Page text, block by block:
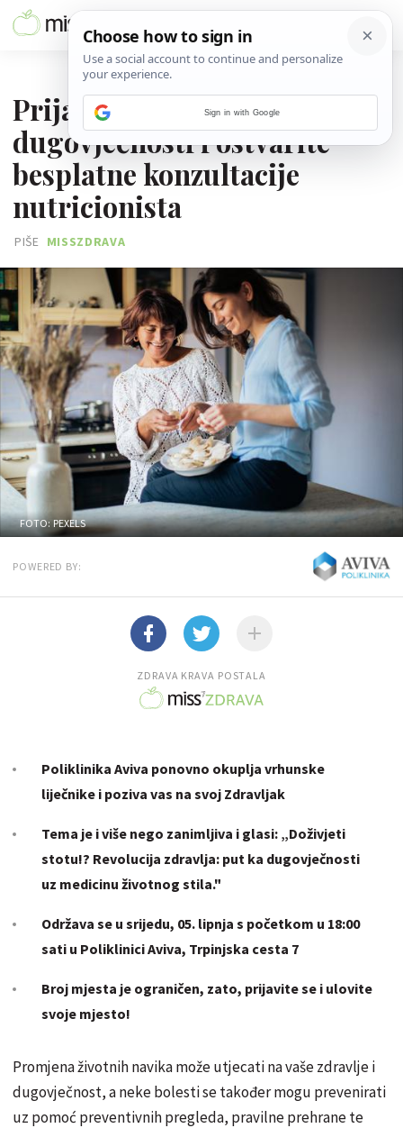
Prijavite se, doznajte sve o
dugovječnosti i ostvarite
besplatne konzultacije
nutricionista
PIŠE MISSZDRAVA
FOTO: PEXELS
POWERED BY:
ZDRAVA KRAVA POSTALA
Poliklinika Aviva ponovno okuplja vrhunske
liječnike i poziva vas na svoj Zdravljak
Tema je i više nego zanimljiva i glasi: „Doživjeti
stotu!? Revolucija zdravlja: put ka dugovječnosti
uz medicinu životnog stila."
Održava se u srijedu, 05. lipnja s početkom u 18:00
sati u Poliklinici Aviva, Trpinjska cesta 7
Broj mjesta je ograničen, zato, prijavite se i ulovite
svoje mjesto!
Promjena životnih navika može utjecati na vaše zdravlje i
dugovječnost, a neke bolesti se također mogu prevenirati
uz pomoć preventivnih pregleda, pravilne prehrane te
Sign in with Google